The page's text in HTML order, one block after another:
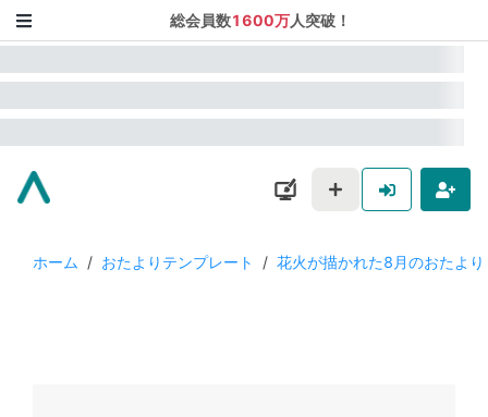
総会員数1600万人突破！
ホーム / おたよりテンプレート / 花火が描かれた8月のおたより